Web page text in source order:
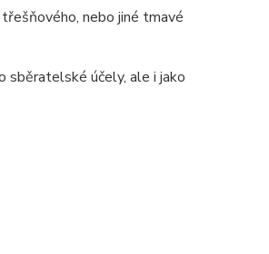
nebo jiné tmavé
sběratelské účely, ale i jako